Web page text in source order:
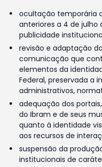
ocultação temporária
anteriores a 4 de julho
publicidade
revisão e adaptação
comunicação que
elementos da
Federal, preservada a
administrativos,
adequação dos
do Ibram e de seus
quanto à identidade
aos recursos de
suspensão da
institucionais de